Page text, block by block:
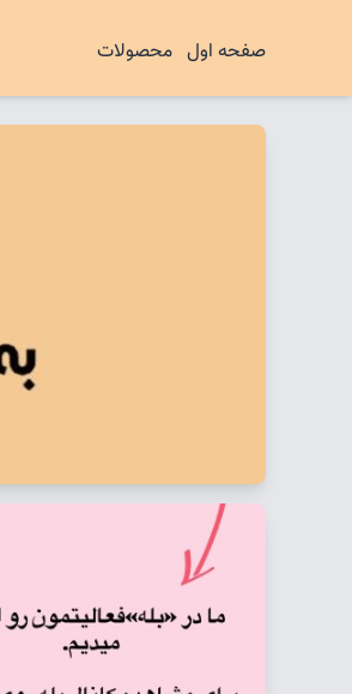
صفحه اول محصولات